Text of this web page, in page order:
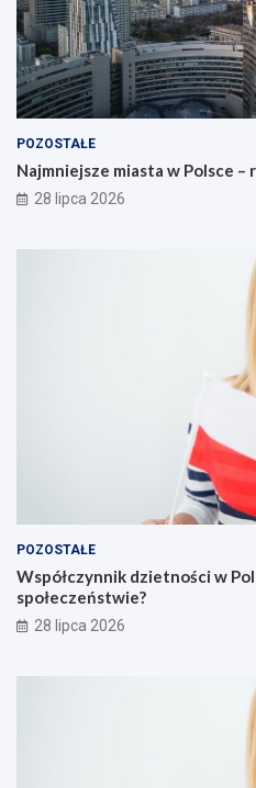
POZOSTAŁE
Najmniejsze miasta w Polsce
28 lipca 2026
POZOSTAŁE
Współczynnik dzietności w
społeczeństwie?
28 lipca 2026